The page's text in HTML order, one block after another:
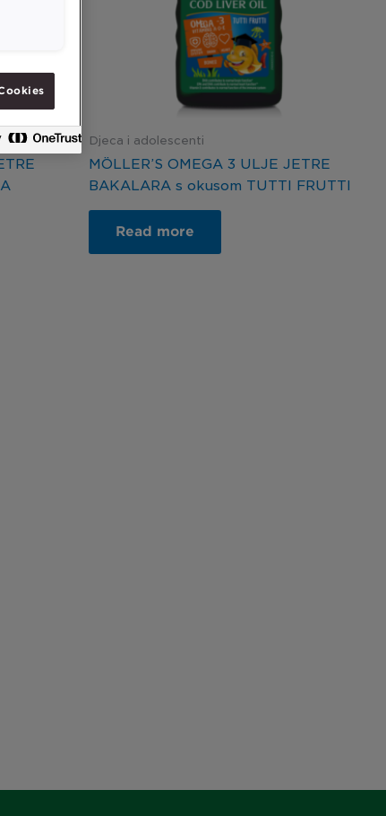
Djeca i adolescenti
MÖLLER’S OMEGA 3 ULJE JETRE
BAKALARA s okusom TUTTI FRUTTI
Read more